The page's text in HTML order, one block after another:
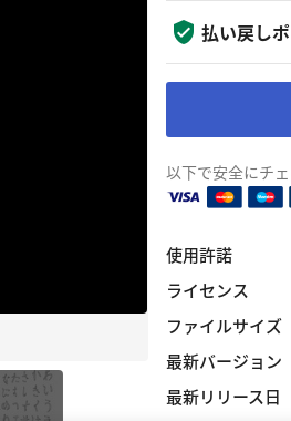
払い戻し
以下で安全にチ
使用許諾
ライセンス
ファイルサイズ
最新バージョン
最新リリース日